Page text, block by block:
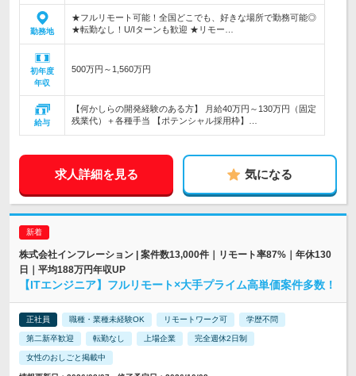
勤務地
★フルリモート可能！全国どこでも、好きな場所で勤務可能◎
★転勤なし！U/Iターンも歓迎 ★リモー…
初年度
年収
500万円～1,560万円
給与
【何かしらの開発経験のある方】 月給40万円～130万円（固定
残業代）＋各種手当 【ポテンシャル採用枠】…
求人詳細を見る 気になる
株式会社インフレーション | 案件数13,000件｜リモート率87%｜年休130
日｜平均188万円年収UP
【ITエンジニア】フルリモート×大手プライム高単価案件多数！
正社員 職種・業種未経験OK リモートワーク可 学歴不問
第二新卒歓迎 転勤なし 上場企業 完全週休2日制
女性のおしごと掲載中